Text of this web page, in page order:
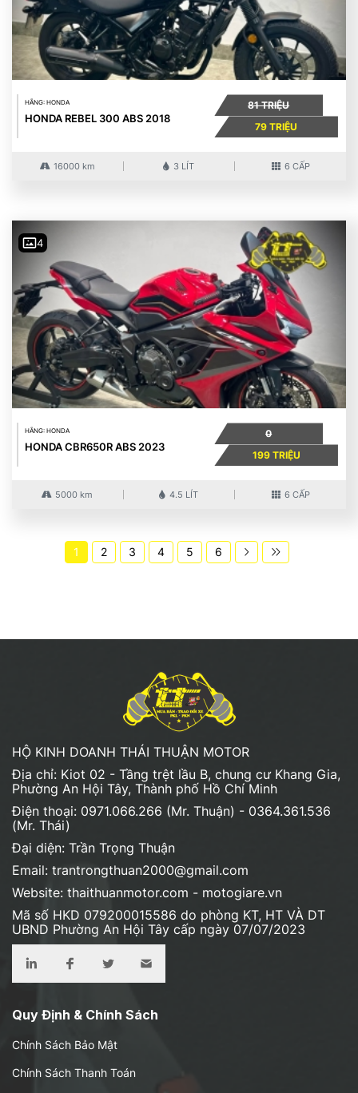
HÃNG: HONDA
HONDA REBEL 300 ABS 2018
81 TRIỆU
79 TRIỆU
16000 km 3 LÍT 6 CẤP
4
HÃNG: HONDA
HONDA CBR650R ABS 2023
0
199 TRIỆU
5000 km 4.5 LÍT 6 CẤP
1 2 3 4 5 6
HỘ KINH DOANH THÁI THUẬN MOTOR
Địa chỉ: Kiot 02 - Tầng trệt lầu B, chung cư Khang Gia,
Phường An Hội Tây, Thành phố Hồ Chí Minh
Điện thoại: 0971.066.266 (Mr. Thuận) - 0364.361.536
(Mr. Thái)
Đại diện: Trần Trọng Thuận
Email: trantrongthuan2000@gmail.com
Website: thaithuanmotor.com - motogiare.vn
Mã số HKD 079200015586 do phòng KT, HT VÀ DT
UBND Phường An Hội Tây cấp ngày 07/07/2023
Quy Định & Chính Sách
Chính Sách Bảo Mật
Chính Sách Thanh Toán